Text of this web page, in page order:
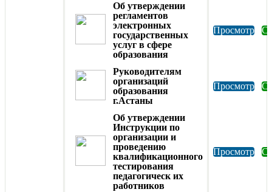
Об утверждении
регламентов
электронных
государственных
услуг в сфере
образования
Просмотр
Руководителям
организаций
образования
г.Астаны
Просмотр
Об утверждении
Инструкции по
организации и
проведению
квалификационного
тестирования
педагогическ их
работников
Просмотр